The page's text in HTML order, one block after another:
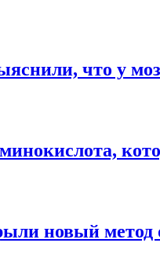
что у
новый метод